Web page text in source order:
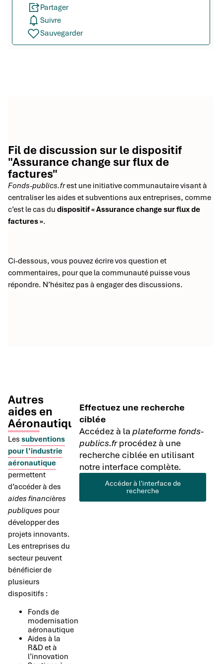
Partager
Suivre
Sauvegarder
Fil de discussion sur le dispositif
"Assurance change sur flux de
factures"
Fonds-publics.frest une initiative communautaire visant à
centraliser les aides et subventions aux entreprises, comme
c’est le cas du dispositif « Assurance change sur flux de
factures ».
Ci-dessous, vous pouvez écrire vos question et
commentaires, pour que la communauté puisse vous
répondre. N’hésitez pas à engager des discussions.
Autres
aides en
Aéronautique
Les subventions
pour l’industrie
aéronautique
permettent
d’accéder à des
aides financières
publiques pour
développer des
projets innovants.
Les entreprises du
secteur peuvent
bénéficier de
plusieurs
dispositifs :
Fonds de
modernisation
aéronautique
Aides à la
R&D et à
l’innovation
Effectuez une recherche
ciblée
Accédez à laplateforme fonds-
publics.frprocédez à une
recherche ciblée en utilisant
notre interface complète.
Accéder à l'interface de
recherche